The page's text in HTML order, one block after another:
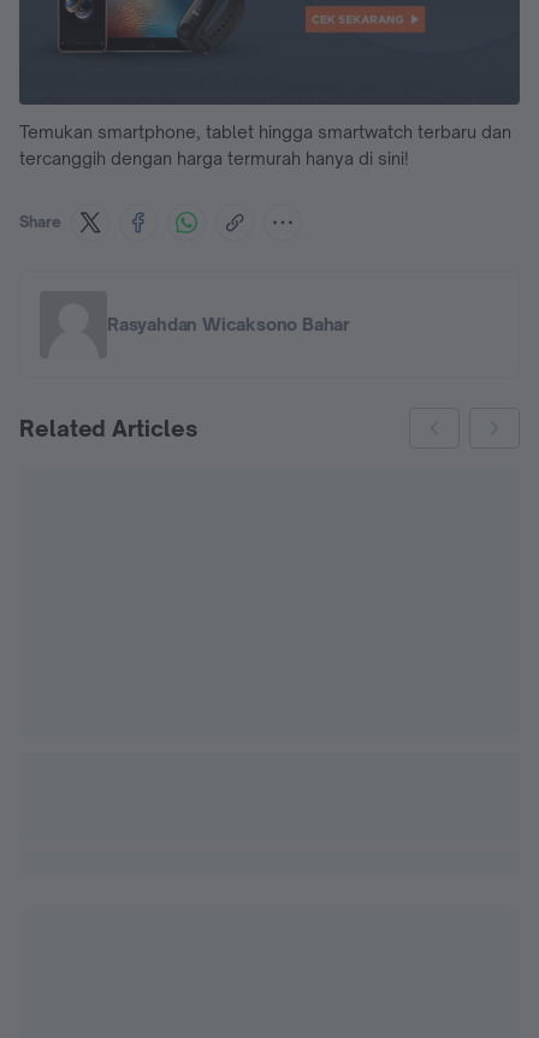
Temukan smartphone, tablet hingga smartwatch terbaru dan
tercanggih dengan harga termurah hanya di sini!
Share
Rasyahdan Wicaksono Bahar
Related Articles